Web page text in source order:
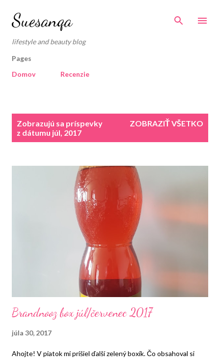
Suesanqa
lifestyle and beauty blog
Pages
Domov
Recenzie
Zobrazujú sa príspevky
z dátumu júl, 2017
ZOBRAZIŤ VŠETKO
Brandnooz box júl/červenec 2017
júla 30, 2017
Ahojte! V piatok mi prišiel ďalší zelený boxík. Čo obsahoval si